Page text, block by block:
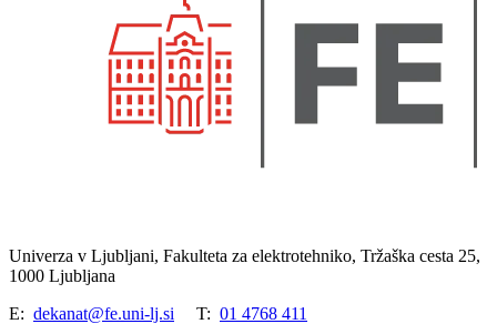
Univerza v Ljubljani, Fakulteta za elektrotehniko, Tržaška cesta 25,
1000 Ljubljana
E: dekanat@fe.uni-lj.si T: 01 4768 411